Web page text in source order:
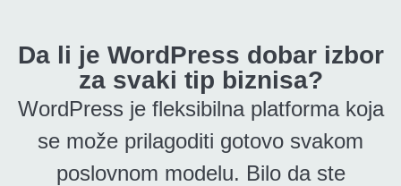
Da li je WordPress dobar izbor
za svaki tip biznisa?
WordPress je fleksibilna platforma koja
se može prilagoditi gotovo svakom
poslovnom modelu. Bilo da ste